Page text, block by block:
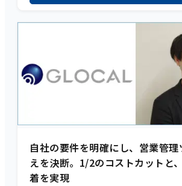
自社の要件を明確にし、営業管
えを決断。1/2のコストカットと
着を実現